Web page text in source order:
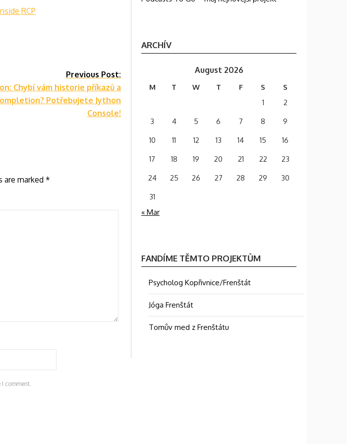
RCP
Previous Post:
Chybí vám historie příkazů a
Potřebujete Jython
Console!
are marked *
comment.
ARCHÍV
August 2026
M T W T F S
S
1
2
3
4 5 6 7 8
9
10
11 12 13 14 15
16
17
18 19 20 21 22
23
24
25 26 27 28 29
30
31
« Mar
FANDÍME TĚMTO PROJEKTŮM
Psycholog Kopřivnice/Frenštát
Jóga Frenštát
Tomův med z Frenštátu